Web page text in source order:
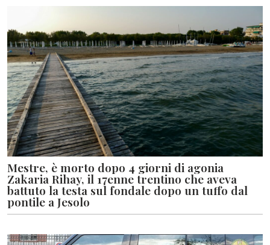
Mestre, è morto dopo 4 giorni di agonia
Zakaria Rihay, il 17enne trentino che aveva
battuto la testa sul fondale dopo un tuffo dal
pontile a Jesolo